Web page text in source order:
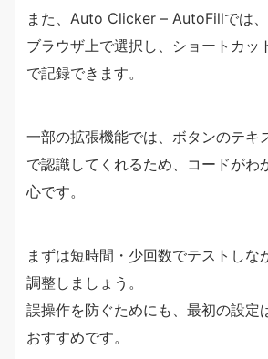
また、Auto Clicker – AutoFillでは
ブラウザ上で選択し、ショートカッ
で記録できます。
一部の拡張機能では、ボタンのテキ
で認識してくれるため、コードがわ
心です。
まずは短時間・少回数でテストしな
調整しましょう。
誤操作を防ぐためにも、最初の設定
おすすめです。